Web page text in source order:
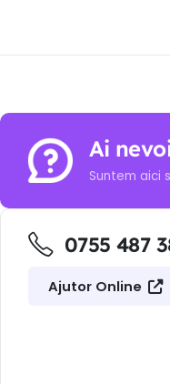
Ai
Suntem aici
0755 487
Ajutor Online